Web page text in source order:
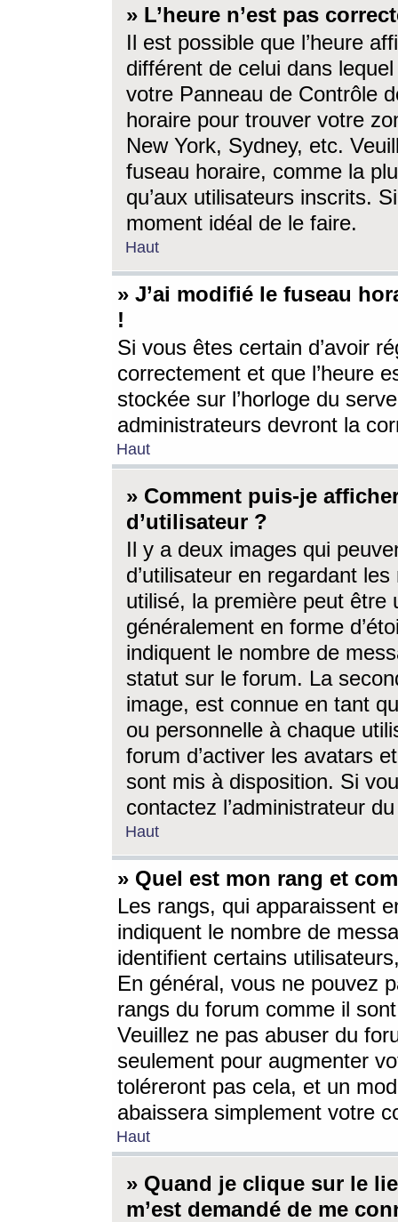
» L’heure n’est pas
Il est possible que l’heure
différent de celui dans
votre Panneau de Contrôle
horaire pour trouver votre
New York, Sydney, etc.
fuseau horaire, comme la
qu’aux utilisateurs inscrits.
moment idéal de le faire.
Haut
» J’ai modifié le fuseau
!
Si vous êtes certain d’avoir
correctement et que l’heure
stockée sur l’horloge du
administrateurs devront la
Haut
» Comment puis-je
d’utilisateur ?
Il y a deux images qui
d’utilisateur en regardant
utilisé, la première peut être
généralement en forme
indiquent le nombre de
statut sur le forum. La
image, est connue en tant
ou personnelle à chaque
forum d’activer les avatars
sont mis à disposition. Si
contactez l’administrateur
Haut
» Quel est mon rang et
Les rangs, qui apparaissent
indiquent le nombre de
identifient certains
En général, vous ne pouvez
rangs du forum comme il
Veuillez ne pas abuser du
seulement pour augmenter
toléreront pas cela, et un
abaissera simplement votre
Haut
» Quand je clique sur le
m’est demandé de me